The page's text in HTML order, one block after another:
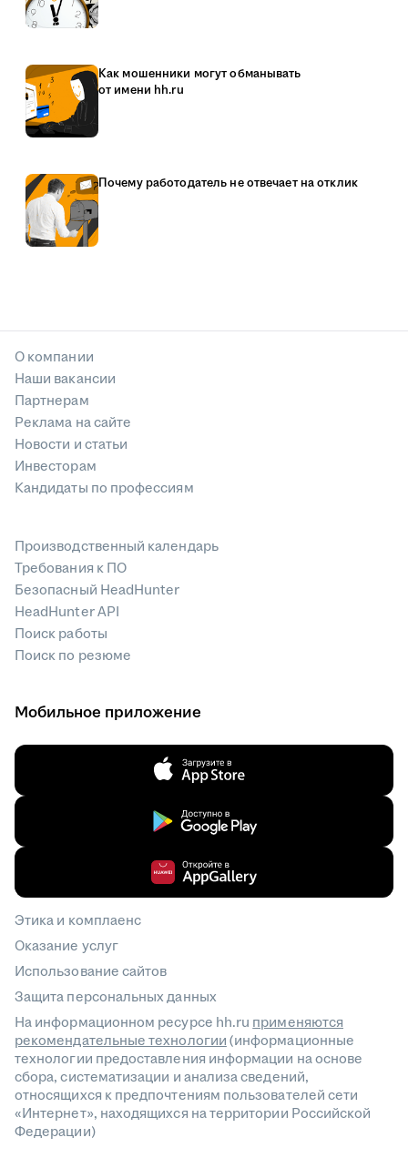
Как мошенники могут обманывать
от имени hh.ru
Почему работодатель не отвечает на отклик
О компании
Наши вакансии
Партнерам
Реклама на сайте
Новости и статьи
Инвесторам
Кандидаты по профессиям
Производственный календарь
Требования к ПО
Безопасный HeadHunter
HeadHunter API
Поиск работы
Поиск по резюме
Мобильное приложение
Этика и комплаенс
Оказание услуг
Использование сайтов
Защита персональных данных
На информационном ресурсе hh.ru применяются
рекомендательные технологии(информационные
технологии предоставления информации на основе
сбора, систематизации и анализа сведений,
относящихся к предпочтениям пользователей сети
«Интернет», находящихся на территории Российской
Федерации)